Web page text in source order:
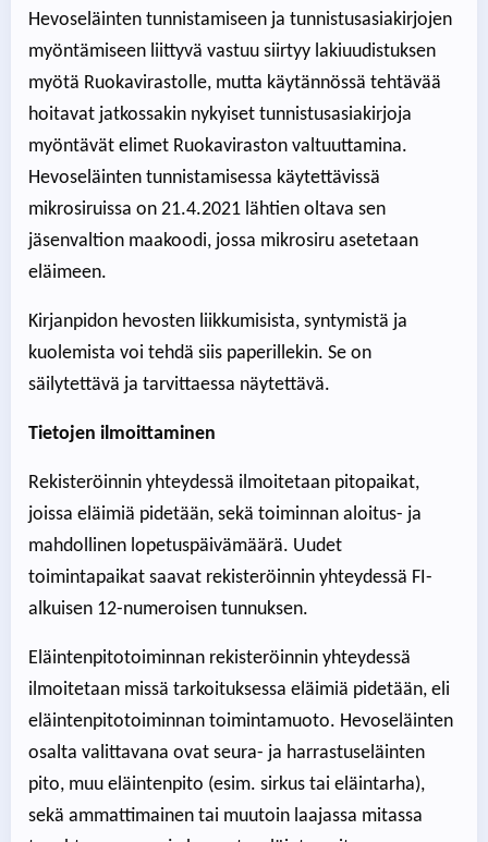
Hevoseläinten tunnistamiseen ja tunnistusasiakirjojen
myöntämiseen liittyvä vastuu siirtyy lakiuudistuksen
myötä Ruokavirastolle, mutta käytännössä tehtävää
hoitavat jatkossakin nykyiset tunnistusasiakirjoja
myöntävät elimet Ruokaviraston valtuuttamina.
Hevoseläinten tunnistamisessa käytettävissä
mikrosiruissa on 21.4.2021 lähtien oltava sen
jäsenvaltion maakoodi, jossa mikrosiru asetetaan
eläimeen.
Kirjanpidon hevosten liikkumisista, syntymistä ja
kuolemista voi tehdä siis paperillekin. Se on
säilytettävä ja tarvittaessa näytettävä.
Tietojen ilmoittaminen
Rekisteröinnin yhteydessä ilmoitetaan pitopaikat,
joissa eläimiä pidetään, sekä toiminnan aloitus- ja
mahdollinen lopetuspäivämäärä. Uudet
toimintapaikat saavat rekisteröinnin yhteydessä FI-
alkuisen 12-numeroisen tunnuksen.
Eläintenpitotoiminnan rekisteröinnin yhteydessä
ilmoitetaan missä tarkoituksessa eläimiä pidetään, eli
eläintenpitotoiminnan toimintamuoto. Hevoseläinten
osalta valittavana ovat seura- ja harrastuseläinten
pito, muu eläintenpito (esim. sirkus tai eläintarha),
sekä ammattimainen tai muutoin laajassa mitassa